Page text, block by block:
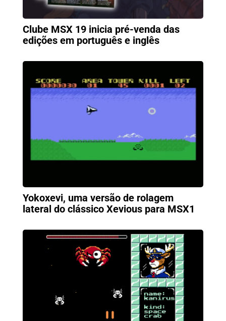
Clube MSX 19 inicia pré-venda das
edições em português e inglês
Yokoxevi, uma versão de rolagem
lateral do clássico Xevious para MSX1